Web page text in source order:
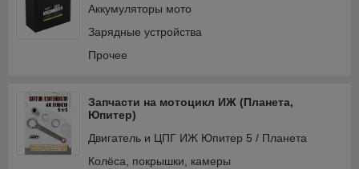
Ремкомплекты, прокладки, подшипники
Топливная система и карбюратор
Тормозная система
Электрооборудование и зажигание
Аккумуляторы мото
Зарядные устройства
Прочее
Запчасти на мотоцикл ИЖ (Планета,
Юпитер)
Двигатель и ЦПГ ИЖ Юпитер 5 / Планета
Колёса, покрышки, камеры